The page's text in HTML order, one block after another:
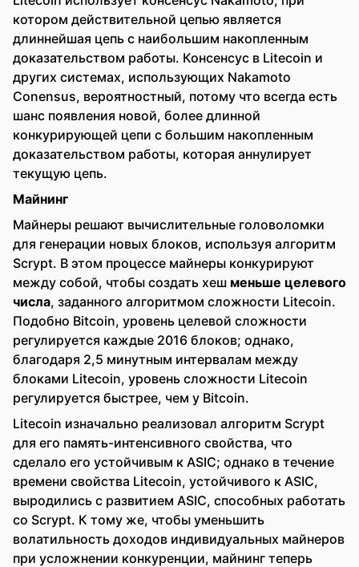
котором действительной цепью является
длиннейшая цепь с наибольшим накопленным
доказательством работы. Консенсус в Litecoin и
других системах, использующих Nakamoto
Conensus, вероятностный, потому что всегда есть
шанс появления новой, более длинной
конкурирующей цепи с большим накопленным
доказательством работы, которая аннулирует
текущую цепь.
Майнинг
Майнеры решают вычислительные головоломки
для генерации новых блоков, используя алгоритм
Scrypt. В этом процессе майнеры конкурируют
между собой, чтобы создать хеш меньше целевого
числа, заданного алгоритмом сложности Litecoin.
Подобно Bitcoin, уровень целевой сложности
регулируется каждые 2016 блоков; однако,
благодаря 2,5 минутным интервалам между
блоками Litecoin, уровень сложности Litecoin
регулируется быстрее, чем у Bitcoin.
Litecoin изначально реализовал алгоритм Scrypt
для его память-интенсивного свойства, что
сделало его устойчивым к ASIC; однако в течение
времени свойства Litecoin, устойчивого к ASIC,
выродились с развитием ASIC, способных работать
со Scrypt. К тому же, чтобы уменьшить
волатильность доходов индивидуальных майнеров
при усложнении конкуренции, майнинг теперь